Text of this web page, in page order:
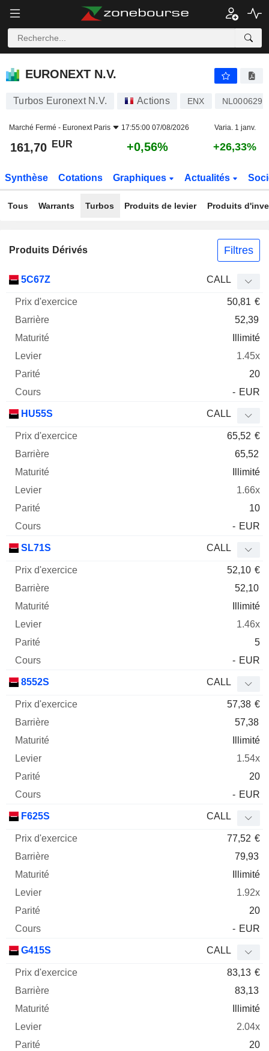
EURONEXT N.V.
EURONEXT N.V.
Turbos Euronext N.V. Actions ENX
Marché Fermé - Euronext Paris 17:55:00 07/08/2026 Varia. 1 janv.
161,70 EUR +0,56% +26,33%
Synthèse Cotations Graphiques Actualités
Tous Warrants Turbos Produits de levier Produits
Produits Dérivés Filtres
Mnemo Type
5C67Z CALL
50,81 €
52,39
Illimité
1.45x
20
- EUR
HU55S CALL
65,52 €
65,52
Illimité
1.66x
10
- EUR
SL71S CALL
52,10 €
52,10
Illimité
1.46x
5
- EUR
8552S CALL
57,38 €
57,38
Illimité
1.54x
20
- EUR
F625S CALL
77,52 €
79,93
Illimité
1.92x
20
- EUR
G415S CALL
83,13 €
83,13
Illimité
2.04x
20